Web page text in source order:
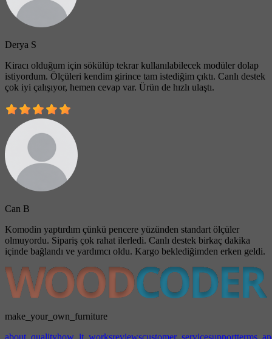
Derya S
Kiracı olduğum için sökülüp tekrar kullanılabilecek modüler dolap
istiyordum. Ölçüleri kendim girince tam istediğim çıktı. Canlı destek
çok iyi çalışıyor, hemen cevap var. Ürün de hızlı ulaştı.
Can B
Komodin yaptırdım çünkü pencere yüzünden standart ölçüler
olmuyordu. Sipariş çok rahat ilerledi. Canlı destek birkaç dakika
içinde bağlandı ve yardımcı oldu. Kargo beklediğimden erken geldi.
make_your_own_furniture
about_qualityhow_it_worksreviewscustomer_servicesupport